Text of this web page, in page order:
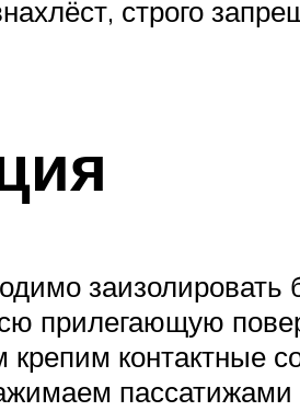
строго
прилегающую
контактные
пассатижами